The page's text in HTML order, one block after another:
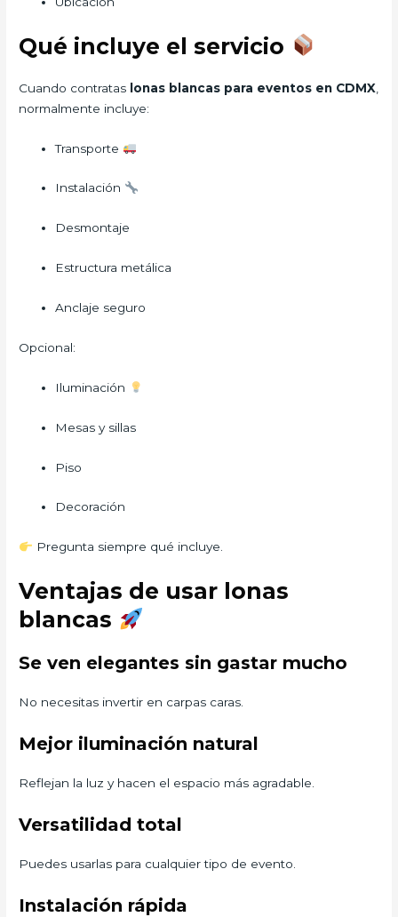
Qué incluye el servicio
Cuando contratas lonas blancas para eventos en CDMX
normalmente incluye:
Transporte
Instalación
Desmontaje
Estructura metálica
Anclaje seguro
Opcional:
Iluminación
Mesas y sillas
Piso
Decoración
Pregunta siempre qué incluye.
Ventajas de usar lonas
blancas
Se ven elegantes sin gastar mucho
No necesitas invertir en carpas caras.
Mejor iluminación natural
Reflejan la luz y hacen el espacio más agradable.
Versatilidad total
Puedes usarlas para cualquier tipo de evento.
Instalación rápida